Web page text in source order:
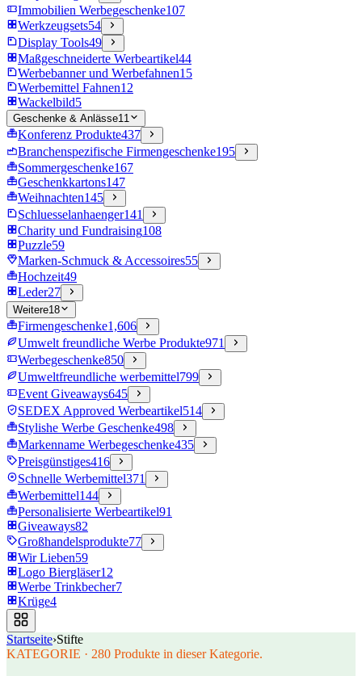
Immobilien Werbegeschenke107
Werkzeugsets54
Display Tools49
Maßgeschneiderte Werbeartikel44
Werbebanner und Werbefahnen15
Werbemittel Fahnen12
Wackelbild5
Geschenke & Anlässe11
Konferenz Produkte437
Branchenspezifische Firmengeschenke195
Sommergeschenke167
Geschenkkartons147
Weihnachten145
Schluesselanhaenger141
Charity und Fundraising108
Puzzle59
Marken-Schmuck & Accessoires55
Hochzeit49
Leder27
Weitere18
Firmengeschenke1,606
Umwelt freundliche Werbe Produkte971
Werbegeschenke850
Umweltfreundliche werbemittel799
Event Giveaways645
SEDEX Approved Werbeartikel514
Stylishe Werbe Geschenke498
Markenname Werbegeschenke435
Preisgünstiges416
Schnelle Werbemittel371
Werbemittel144
Personalisierte Werbeartikel91
Giveaways82
Großhandelsprodukte77
Wir Lieben59
Logo Biergläser12
Werbe Trinkbecher7
Krüge4
Startseite›Stifte
KATEGORIE · 280 Produkte in dieser Kategorie.